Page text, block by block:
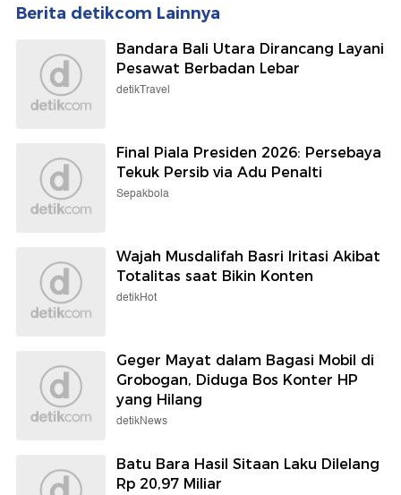
Berita detikcom Lainnya
Bandara Bali Utara Dirancang Layani
Pesawat Berbadan Lebar
detikTravel
Final Piala Presiden 2026: Persebaya
Tekuk Persib via Adu Penalti
Sepakbola
Wajah Musdalifah Basri Iritasi Akibat
Totalitas saat Bikin Konten
detikHot
Geger Mayat dalam Bagasi Mobil di
Grobogan, Diduga Bos Konter HP
yang Hilang
detikNews
Batu Bara Hasil Sitaan Laku Dilelang
Rp 20,97 Miliar